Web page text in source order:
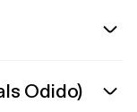
Odido)